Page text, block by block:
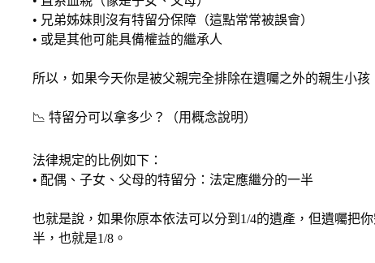
• 兄弟姊妹則沒有特留分保障（這點常常被誤會）
• 或是其他可能具備權益的繼承人
所以，如果今天你是被父親完全排除在遺囑之外的親生小孩
📉 特留分可以拿多少？（用概念說明）
法律規定的比例如下：
• 配偶、子女、父母的特留分：法定應繼分的一半
也就是說，如果你原本依法可以分到1/4的遺產，但遺囑把
半，也就是1/8。